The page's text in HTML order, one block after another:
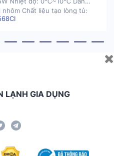
nhôm Chất liệu tạo lòng tủ:
kính 2 lớp chống đọng sương
LẠNH GIA DỤNG